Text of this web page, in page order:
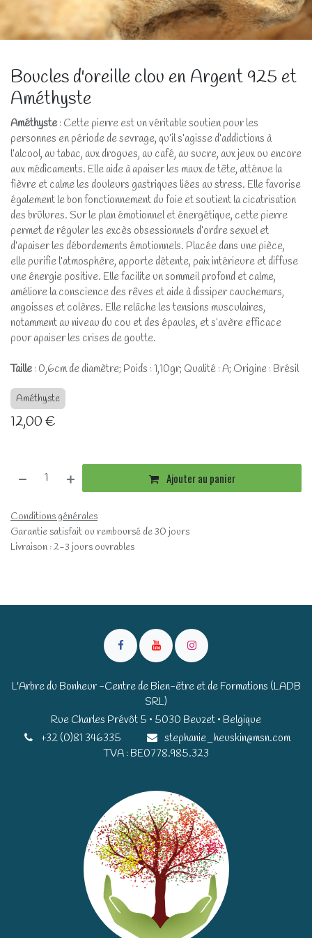
Boucles d'oreille clou en Argent 925 et
Améthyste
Améthyste : Cette pierre est un véritable soutien pour les
personnes en période de sevrage, qu’il s’agisse d’addictions à
l’alcool, au tabac, aux drogues, au café, au sucre, aux jeux ou encore
aux médicaments. Elle aide à apaiser les maux de tête, atténue la
fièvre et calme les douleurs gastriques liées au stress. Elle favorise
également le bon fonctionnement du foie et soutient la cicatrisation
des brûlures. Sur le plan émotionnel et énergétique, cette pierre
permet de réguler les excès obsessionnels d’ordre sexuel et
d’apaiser les débordements émotionnels. Placée dans une pièce,
elle purifie l’atmosphère, apporte détente, paix intérieure et diffuse
une énergie positive. Elle facilite un sommeil profond et calme,
améliore la conscience des rêves et aide à dissiper cauchemars,
angoisses et colères. Elle relâche les tensions musculaires,
notamment au niveau du cou et des épaules, et s’avère efficace
pour apaiser les crises de goutte.
Taille : 0,6cm de diamètre; Poids : 1,10gr; Qualité : A; Origine : Brésil
Améthyste
12,00€
Ajouter au panier
Conditions générales
Garantie satisfait ou remboursé de 30 jours
Livraison : 2-3 jours ouvrables
L'Arbre du Bonheur -Centre de Bien-être et de Formations (LADB
SRL)
Rue Charles Prévôt 5 • 5030 Beuzet • Belgique​​
+32 (0)81 346335
stephanie_heuskin@msn.com
TVA : BE0778.985.323